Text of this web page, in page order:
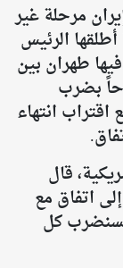
مرحلة غير
الرئيس
طهران بين
بضرب
انتهاء
قال
اتفاق مع
كل